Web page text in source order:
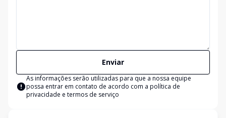
Enviar
As informações serão utilizadas para que a nossa equipe
possa entrar em contato de acordo com a política de
privacidade e termos de serviço